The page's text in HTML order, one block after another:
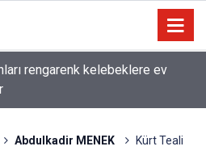
rengarenk kelebeklere ev
Abdulkadir MENEK
Kürt Teali